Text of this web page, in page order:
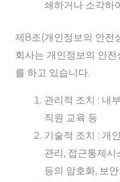
쇄하거나 소각하
제8조(개인정보의 안전
회사는 개인정보의 안
를 하고 있습니다.
관리적 조치 : 내
직원 교육 등
기술적 조치 : 개
관리, 접근통제시
등의 암호화, 보